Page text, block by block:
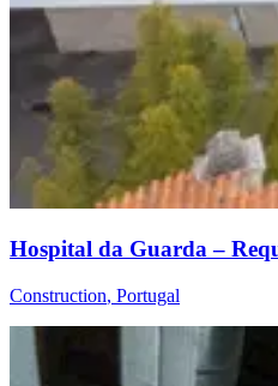
Hospital da Guarda –
Construction, Portugal